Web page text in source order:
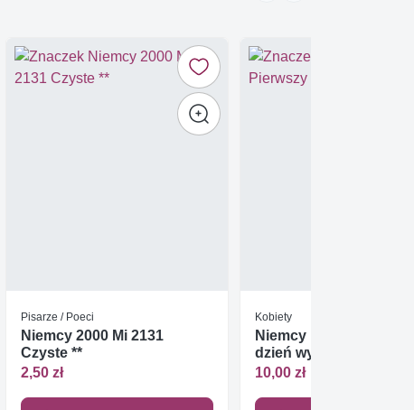
Pisarze / Poeci
Niemcy 2000 Mi 2131
Czyste **
2,50 zł
Kobiety
Niemcy 1988 Pierwszy
dzień wydania
10,00 zł